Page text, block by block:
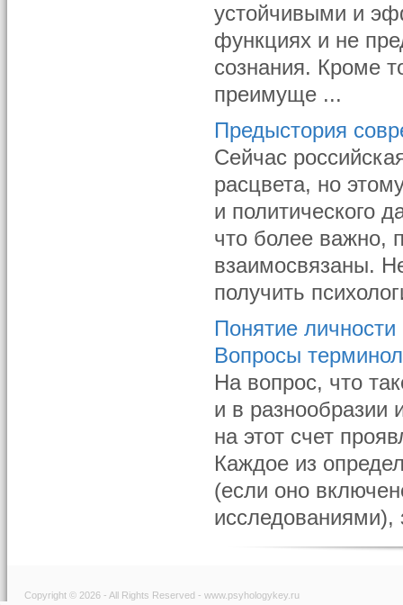
устойчивыми и
функциях и не
сознания. Кроме
преимуще ...
Предыстория
Сейчас
расцвета, но
и политического
что более важно,
взаимосвязаны.
получить
Понятие
Вопросы
На вопрос, что
и в разнообразии
на этот счет
Каждое из
(если оно
исследованиями),
Copyright © 2026 - All Rights Reserved - www.psyhologykey.ru